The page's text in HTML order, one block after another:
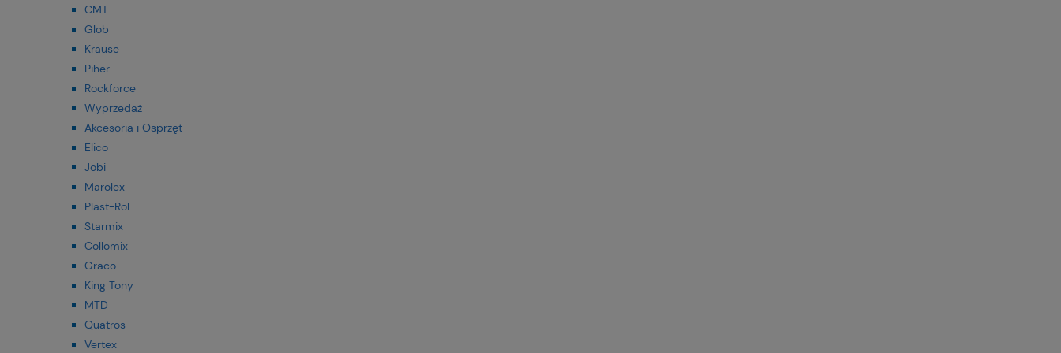
CMT
Glob
Krause
Piher
Rockforce
Wyprzedaż
Akcesoria i Osprzęt
Elico
Jobi
Marolex
Plast-Rol
Starmix
Collomix
Graco
King Tony
MTD
Quatros
Vertex